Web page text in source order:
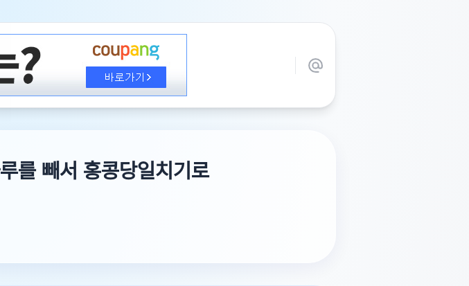
를 빼서 홍콩당일치기로
한 곳들 버스투어 하고싶은데 어디서 뭘 예약하죠?그리고 야경도 이